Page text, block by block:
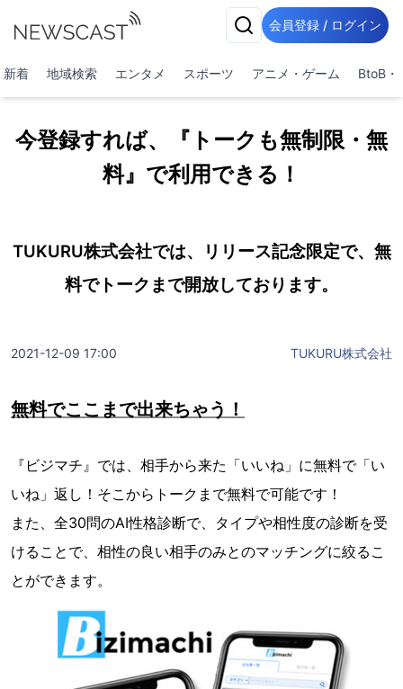
会員登録 / ログイン
新着 地域検索 エンタメ スポーツ アニメ・ゲーム BtoB・
今登録すれば、『トークも無制限・無
料』で利用できる！
TUKURU株式会社では、リリース記念限定で、無
料でトークまで開放しております。
2021-12-09 17:00 TUKURU株式会社
無料でここまで出来ちゃう！
『ビジマチ』では、相手から来た「いいね」に無料で「い
いね」返し！そこからトークまで無料で可能です！
また、全30問のAI性格診断で、タイプや相性度の診断を受
けることで、相性の良い相手のみとのマッチングに絞るこ
とができます。